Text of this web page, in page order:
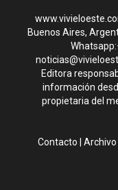
Buenos Aires,
Editora
información
propietaria del
Contacto |Archivo